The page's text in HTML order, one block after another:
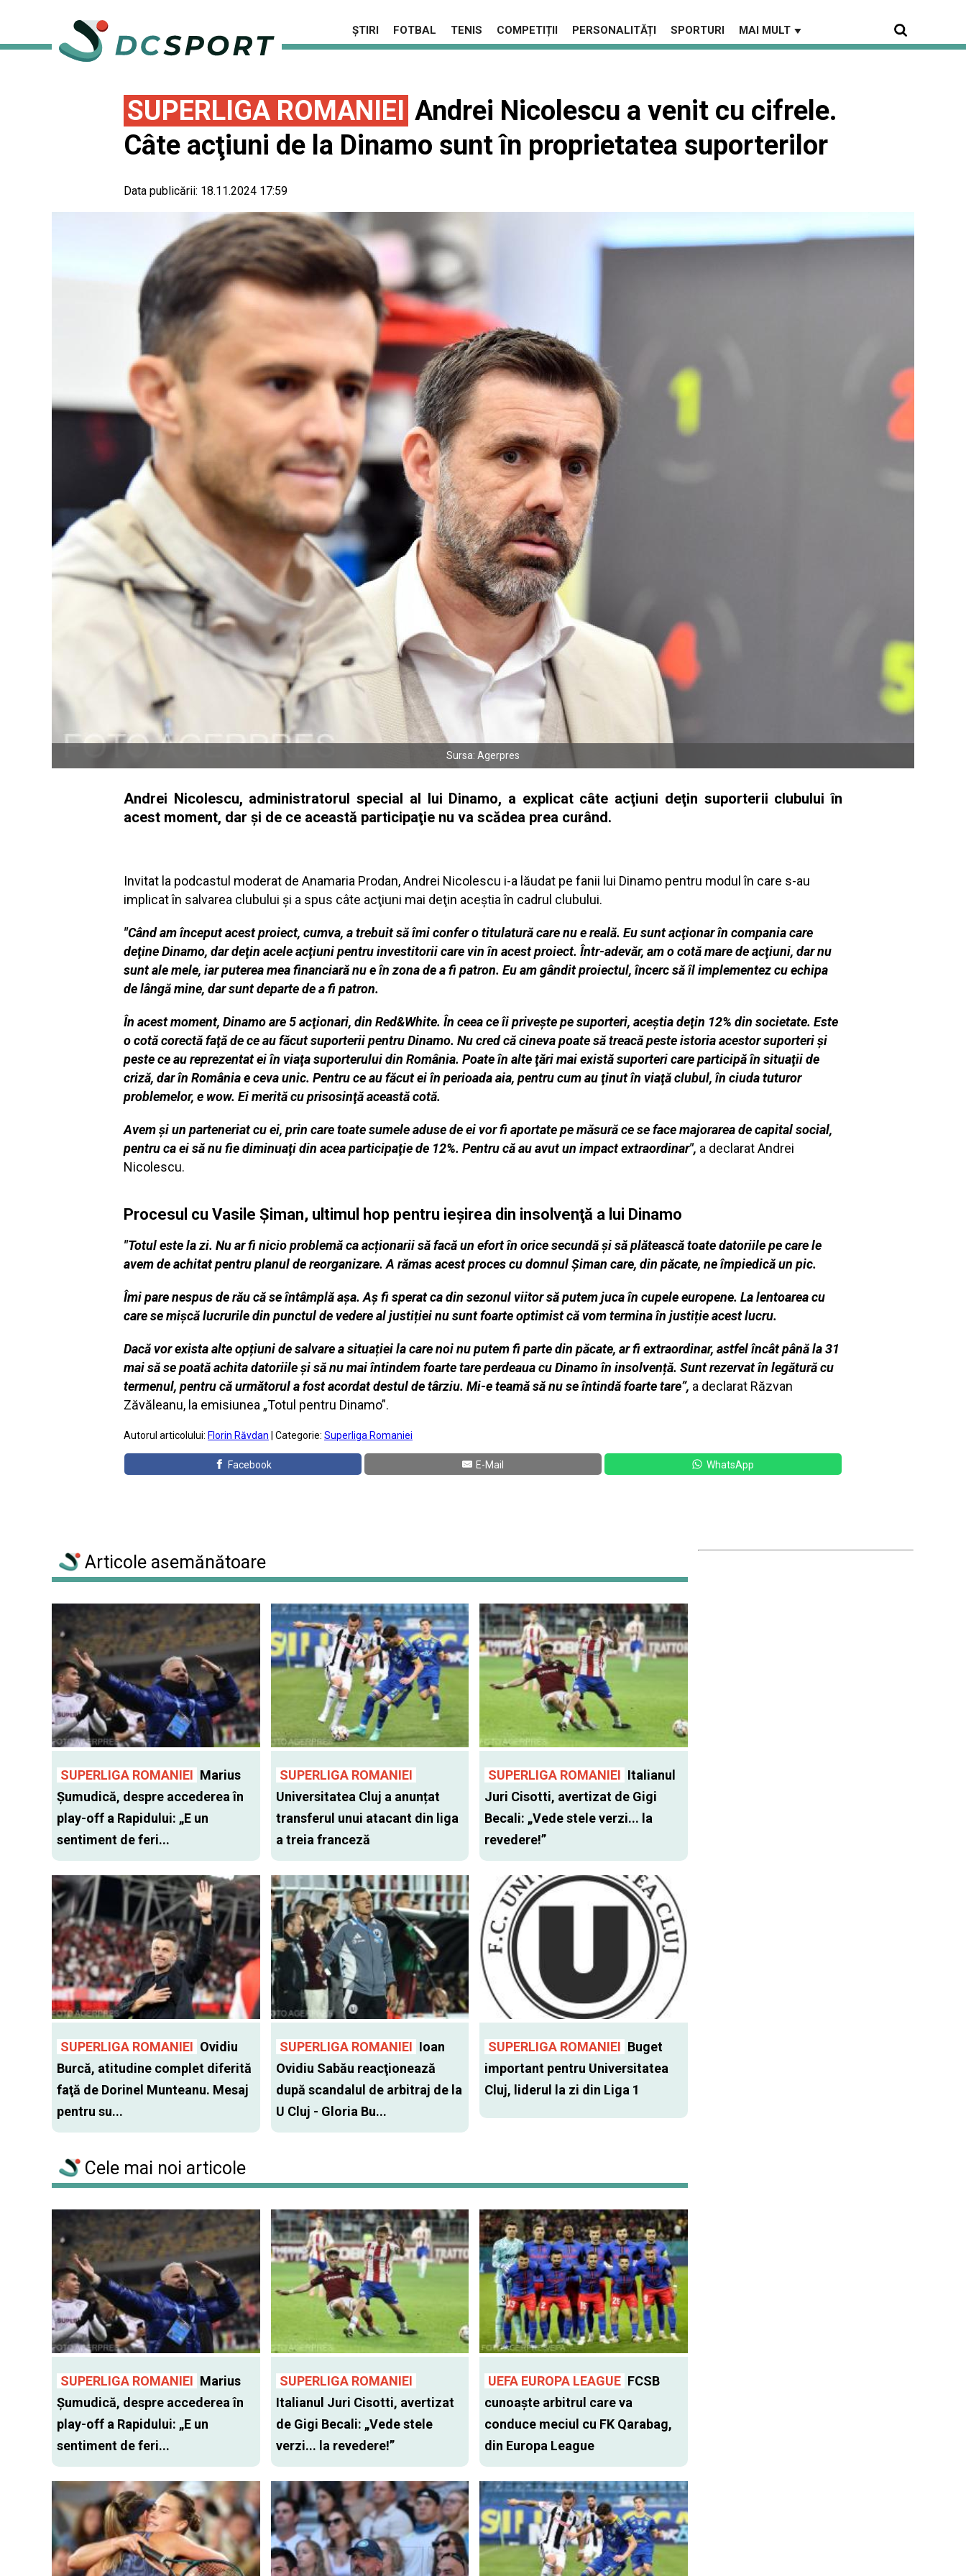
ȘTIRI FOTBAL TENIS COMPETIȚII PERSONALITĂȚI SPORTURI MAI MULT ▼
SUPERLIGA ROMANIEI Andrei Nicolescu a venit cu cifrele.
Câte acţiuni de la Dinamo sunt în proprietatea suporterilor
Data publicării: 18.11.2024 17:59
Sursa: Agerpres
Andrei Nicolescu, administratorul special al lui Dinamo, a explicat câte acţiuni deţin suporterii clubului în
acest moment, dar şi de ce această participaţie nu va scădea prea curând.
Invitat la podcastul moderat de Anamaria Prodan, Andrei Nicolescu i-a lăudat pe fanii lui Dinamo pentru modul în care s-au
implicat în salvarea clubului şi a spus câte acţiuni mai deţin aceştia în cadrul clubului.
"Când am început acest proiect, cumva, a trebuit să îmi confer o titulatură care nu e reală. Eu sunt acţionar în compania care
deţine Dinamo, dar deţin acele acţiuni pentru investitorii care vin în acest proiect. Într-adevăr, am o cotă mare de acţiuni, dar nu
sunt ale mele, iar puterea mea financiară nu e în zona de a fi patron. Eu am gândit proiectul, încerc să îl implementez cu echipa
de lângă mine, dar sunt departe de a fi patron.
În acest moment, Dinamo are 5 acţionari, din Red&White. În ceea ce îi priveşte pe suporteri, aceştia deţin 12% din societate. Este
o cotă corectă faţă de ce au făcut suporterii pentru Dinamo. Nu cred că cineva poate să treacă peste istoria acestor suporteri şi
peste ce au reprezentat ei în viaţa suporterului din România. Poate în alte ţări mai există suporteri care participă în situaţii de
criză, dar în România e ceva unic. Pentru ce au făcut ei în perioada aia, pentru cum au ţinut în viaţă clubul, în ciuda tuturor
problemelor, e wow. Ei merită cu prisosinţă această cotă.
Avem şi un parteneriat cu ei, prin care toate sumele aduse de ei vor fi aportate pe măsură ce se face majorarea de capital social,
pentru ca ei să nu fie diminuaţi din acea participaţie de 12%. Pentru că au avut un impact extraordinar", a declarat Andrei
Nicolescu.
Procesul cu Vasile Şiman, ultimul hop pentru ieşirea din insolvenţă a lui Dinamo
"Totul este la zi. Nu ar fi nicio problemă ca acționarii să facă un efort în orice secundă și să plătească toate datoriile pe care le
avem de achitat pentru planul de reorganizare. A rămas acest proces cu domnul Șiman care, din păcate, ne împiedică un pic.
Îmi pare nespus de rău că se întâmplă așa. Aș fi sperat ca din sezonul viitor să putem juca în cupele europene. La lentoarea cu
care se mișcă lucrurile din punctul de vedere al justiției nu sunt foarte optimist că vom termina în justiție acest lucru.
Dacă vor exista alte opțiuni de salvare a situației la care noi nu putem fi parte din păcate, ar fi extraordinar, astfel încât până la 31
mai să se poată achita datoriile și să nu mai întindem foarte tare perdeaua cu Dinamo în insolvență. Sunt rezervat în legătură cu
termenul, pentru că următorul a fost acordat destul de târziu. Mi-e teamă să nu se întindă foarte tare”, a declarat Răzvan
Zăvăleanu, la emisiunea „Totul pentru Dinamo”.
Autorul articolului: Florin Răvdan | Categorie: Superliga Romaniei
Facebook E-Mail WhatsApp
Articole asemănătoare
SUPERLIGA ROMANIEI Marius
Șumudică, despre accederea în
play-off a Rapidului: „E un
sentiment de feri...
SUPERLIGA ROMANIEI
Universitatea Cluj a anunțat
transferul unui atacant din liga
a treia franceză
SUPERLIGA ROMANIEI Italianul
Juri Cisotti, avertizat de Gigi
Becali: „Vede stele verzi... la
revedere!”
SUPERLIGA ROMANIEI Ovidiu
Burcă, atitudine complet diferită
faţă de Dorinel Munteanu. Mesaj
pentru su...
SUPERLIGA ROMANIEI Ioan
Ovidiu Sabău reacţionează
după scandalul de arbitraj de la
U Cluj - Gloria Bu...
SUPERLIGA ROMANIEI Buget
important pentru Universitatea
Cluj, liderul la zi din Liga 1
Cele mai noi articole
SUPERLIGA ROMANIEI Marius
Șumudică, despre accederea în
play-off a Rapidului: „E un
sentiment de feri...
SUPERLIGA ROMANIEI
Italianul Juri Cisotti, avertizat
de Gigi Becali: „Vede stele
verzi... la revedere!”
UEFA EUROPA LEAGUE FCSB
cunoaște arbitrul care va
conduce meciul cu FK Qarabag,
din Europa League